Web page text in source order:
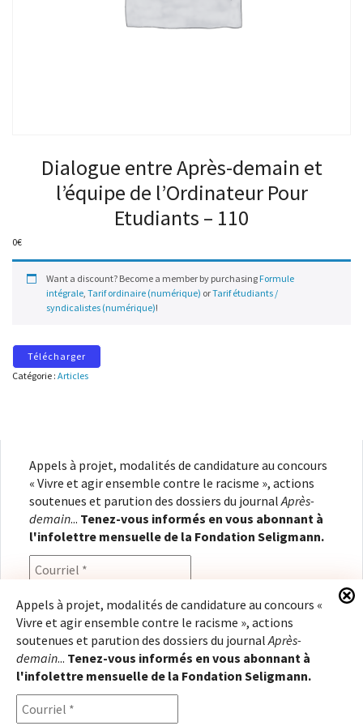
Dialogue entre Après-demain et
l’équipe de l’Ordinateur Pour
Etudiants – 110
0€
Want a discount? Become a member by purchasing Formule
intégrale, Tarif ordinaire (numérique) orTarif étudiants /
syndicalistes (numérique)!
Télécharger
Catégorie : Articles
Appels à projet, modalités de candidature au concours
« Vivre et agir ensemble contre le racisme », actions
soutenues et parution des dossiers du journal Après-
demain... Tenez-vous informés en vous abonnant à
l'infolettre mensuelle de la Fondation Seligmann.
En renseignant votre adresse électronique, vous
consentez à recevoir l'infolettre de la Fondation
Seligmann, conformément à notrepolitique de
confidentialité. Il vous sera possible de vous
désabonner à tout moment.
Appels à projet, modalités de candidature au concours «
Vivre et agir ensemble contre le racisme », actions
soutenues et parution des dossiers du journalAprès-
demain... Tenez-vous informés en vous abonnant à
l'infolettre mensuelle de la Fondation Seligmann.